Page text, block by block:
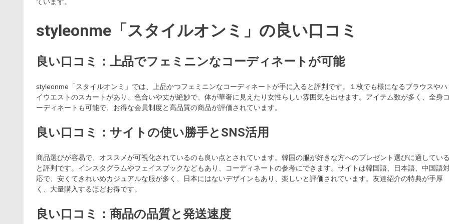
ています。
styleonme「スタイルオンミ」の良い口コミ
良い口コミ：上品でフェミニンなコーディネートが可能
styleonme「スタイルオンミ」では、上品かつフェミニンなコーディネートが手に入ると評判です。１枚でも様になるブラウスやハ
イウエストのスカートがあり、色合いや丈が絶妙で、体が華奢に見えたり女性らしい雰囲気を出せます。アイテム数が多く、全身コ
ーディネートも可能で、お得な会員制度と高品質の商品が評価されています。
良い口コミ：サイトの使い勝手とSNS活用
商品選びが容易で、オススメが可視化されているのも良い点とされています。韓国の服が好きな方へのプレゼント選びに適している
と評判です。インスタグラムやフェイスブックなどもあり、コーディネートの参考にできます。サイトは韓国語、日本語、中国語
応で、安くてきれいめカジュアルな服が多く、日本にはないデザインもあり、楽しいと評価されています。友達紹介の特典が手厚
く、大量購入するほどお得です。
良い口コミ：商品の品質と発送速度